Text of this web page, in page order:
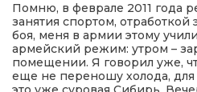
Помню, в феврале 2011 года
занятия спортом,
боя, меня в армии этому
армейский режим: утром –
помещении. Я говорил уже,
еще не переношу холода, для